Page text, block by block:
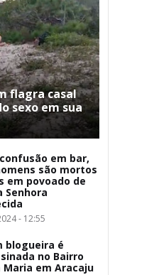
flagra casal
sexo em sua
em bar,
são mortos
em povoado de
Senhora
- 12:55
blogueira é
no Bairro
Maria em Aracaju